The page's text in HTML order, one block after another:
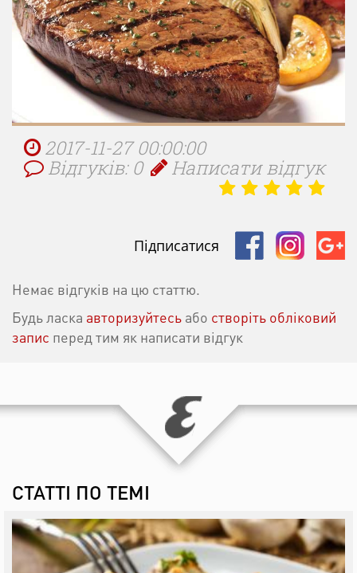
2017-11-27 00:00:00
Відгуків: 0
Написати відгук
Підписатися
Немає відгуків на цю статтю.
Будь ласка авторизуйтесь або створіть обліковий
запис перед тим як написати відгук
СТАТТІ ПО ТЕМІ